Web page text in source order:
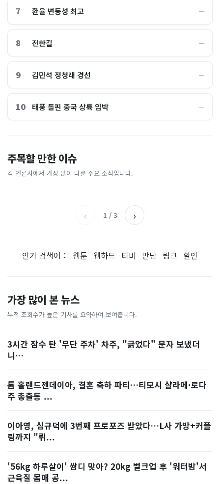
7 환율 변동성 최고 ―
8 전한길 ―
9 김민석 정청래 경선 ―
10 태풍 돌핀 중국 상륙 임박 ―
주목할 만한 이슈
각 언론사에서 가장 많이 다룬 주요 소식입니다.
“위고비·마운자로 회사 돈으
로”…연 3500억 쓴다는 ‘이
곳’ 국민일보
원 3500명 '우르르'
아시아경제
[크랩] 초과근무 ‘4시간 족쇄’
풀었는데도 공무원들이 반발
김선태, 충주시장 “돌아올 생
‹ 1 / 3 ›
인기 검색어： 웹툰 웹하드 티비 만남 링크 할인
가장 많이 본 뉴스
누적 조회수가 높은 기사를 요약하여 보여줍니다.
3시간 잠수 탄 '무단 주차' 차주, "긁었다" 문자 보냈더
니…
톰 홀랜드젠데이아, 결혼 축하 파티…티모시 샬라메·로다
주 총출동 ...
이아영, 심규덕에 3번째 프로포즈 받았다…L사 가방+커플
링까지 "뤼...
'56kg 하루살이' 쌈디 맞아? 20kg 벌크업 후 '워터밤'서
근육질 몸매 공...